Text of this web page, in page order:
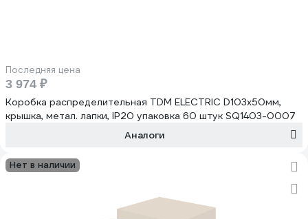
Последняя цена
3 974 ₽
Коробка распределительная TDM ELECTRIC D103х50мм,
крышка, метал. лапки, IP20 упаковка 60 штук SQ1403-0007
Аналоги
Нет в наличии